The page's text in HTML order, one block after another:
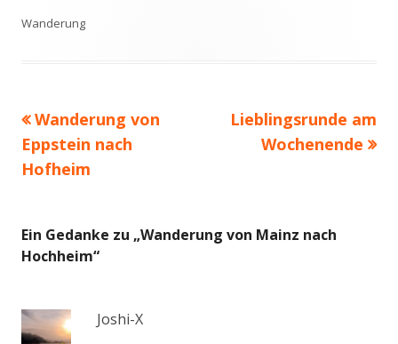
am
Wanderung
Beitragsnavigation
Vorheriger
Beitrag:
Wanderung von
Eppstein nach
Hofheim
Nächster
Beitrag
Lieblingsrunde am
Wochenende
Ein Gedanke zu „Wanderung von Mainz nach
Hochheim“
Joshi-X